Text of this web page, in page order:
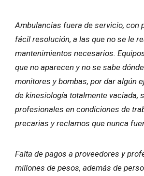
Ambulancias fuera de servicio, con
fácil resolución, a las que no se le
mantenimientos necesarios.
que no aparecen y no se sabe
monitores y bombas, por dar algún
de kinesiología totalmente vaciada,
profesionales en condiciones de
precarias y reclamos que nunca
Falta de pagos a proveedores y
millones de pesos, además de